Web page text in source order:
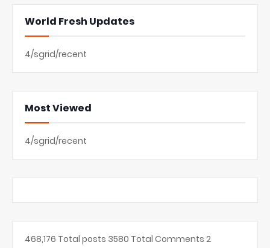
World Fresh Updates
4/sgrid/recent
Most Viewed
4/sgrid/recent
468,176 Total posts 3580 Total Comments 2